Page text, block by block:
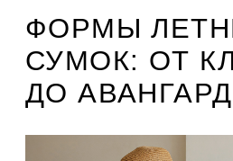
ФОРМЫ
СУМОК: ОТ
ДО